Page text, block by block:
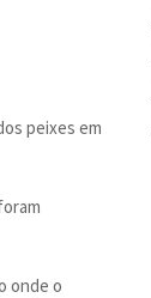
peixes em
onde o